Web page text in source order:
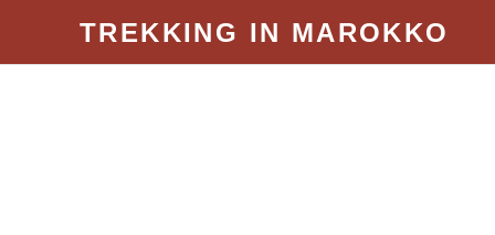
springen
TREKKING IN MAROKKO